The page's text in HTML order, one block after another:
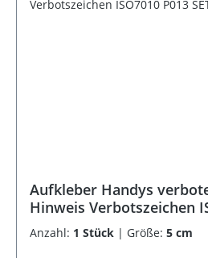
Aufkleber Handys
Hinweis Verbotszeichen
Anzahl: 1 Stück | Größe: 5 cm